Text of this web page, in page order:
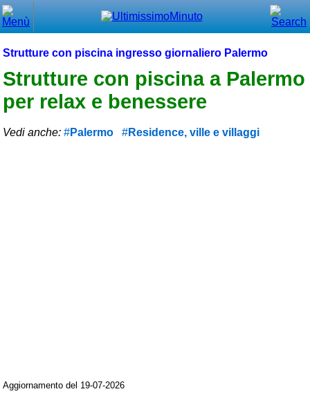
Strutture con piscina ingresso giornaliero Palermo
Strutture con piscina a Palermo
per relax e benessere
Vedi anche: Palermo Residence, ville e villaggi
Aggiornamento del 19-07-2026
Menù principale
⌂ Home
🕐 Last Minute
🕐 First Minute
Blog